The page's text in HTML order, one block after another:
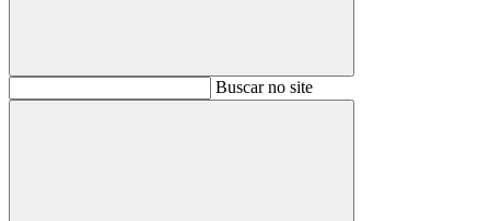
BuscarBuscar no site